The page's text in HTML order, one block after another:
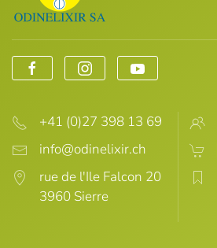
+41 (0)27 398 13 69
rue de l'Ile Falcon 20
3960 Sierre